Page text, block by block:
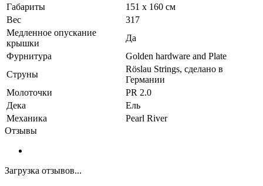
Габариты
151 x 160 см
Вес
317
Медленное опускание
крышки
Да
Фурнитура
Golden hardware and Plate
Струны
Röslau Strings, сделано в
Германии
Молоточки
PR 2.0
Дека
Ель
Механика
Pearl River
Отзывы
Загрузка отзывов...